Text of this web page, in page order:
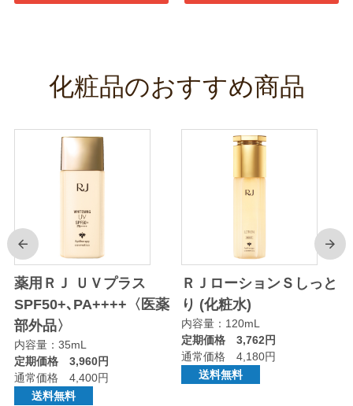
化粧品のおすすめ商品
前
薬用ＲＪ ＵＶプラス
SPF50+､PA++++〈医薬
部外品〉
内容量：35mL
定期価格 3,960円
通常価格 4,400円
送料無料
ＲＪローションＳしっと
り (化粧水)
内容量：120mL
定期価格 3,762円
通常価格 4,180円
送料無料
次